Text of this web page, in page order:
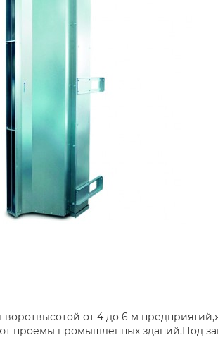
воротвысотой от 4 до 6 м
проемы промышленных зданий.Под